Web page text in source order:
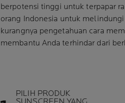
berpotensi tinggi untuk terpapar
orang Indonesia untuk
kurangnya pengetahuan cara
membantu Anda terhindar dari
PILIH PRODUK